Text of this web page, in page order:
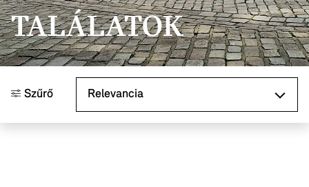
TALÁLATOK
Szűrő